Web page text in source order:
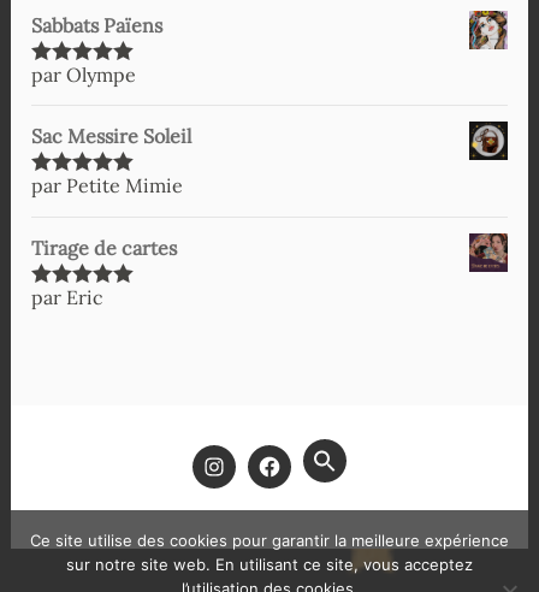
Sabbats Païens
Note5sur
par Olympe
Sac Messire Soleil
Note5sur
par Petite Mimie
Tirage de cartes
Note5sur
par Eric
SEARCH
FOR:
Ce site utilise des cookies pour garantir la meilleure expérience
sur notre site web. En utilisant ce site, vous acceptez